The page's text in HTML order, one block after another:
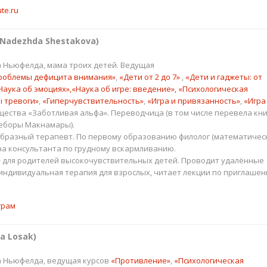
Shestakova)
Ньюфелда, мама троих детей. Ведущая
дефицита внимания», «Дети от 2 до 7» , «Дети и гаджеты: от
об эмоциях»,«Наука об игре: введение», «Психологическая
, «Гиперчувствительность», «Игра и привязанность»,
«Заботливая альфа». Переводчица (в том числе перевела
Макнамары).
терапевт. По первому образованию филолог
консультанта по грудному вскармливанию.
для родителей высокочувствительных детей. Проводит удалённые
терапия для взрослых, читает лекции по
Losak)
Ньюфелда, ведущая курсов «Противление», «Психологическая